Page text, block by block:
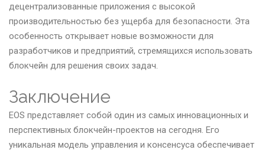
децентрализованные приложения с высокой
производительностью без ущерба для безопасности. Эта
особенность открывает новые возможности для
разработчиков и предприятий, стремящихся использовать
блокчейн для решения своих задач.
Заключение
EOS представляет собой один из самых инновационных и
перспективных блокчейн-проектов на сегодня. Его
уникальная модель управления и консенсуса обеспечивает